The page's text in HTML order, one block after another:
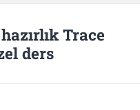
Trace
ders